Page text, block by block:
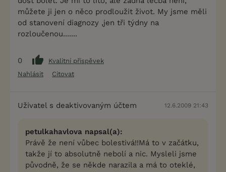
můžete ji jen o něco prodloužit život. My jsme měli
od stanovení diagnozy ,jen tři týdny na
rozloučenou.......
0
Kvalitní příspěvek
Nahlásit
Citovat
Uživatel s deaktivovaným účtem 12.6.2009 21:43
petulkahavlova napsal(a):
Právě že není vůbec bolestivá!!Má to v začátku,
takže jí to absolutně nebolí a nic. Mysleli jsme
původně, že se někde narazila a má to oteklé,